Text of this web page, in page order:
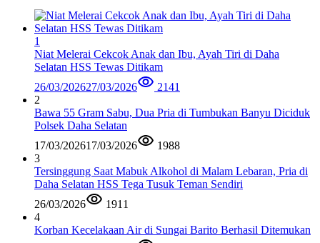
1
Niat Melerai Cekcok Anak dan Ibu, Ayah Tiri di Daha
Selatan HSS Tewas Ditikam
26/03/202627/03/2026
2141
2
Bawa 55 Gram Sabu, Dua Pria di Tumbukan Banyu Diciduk
Polsek Daha Selatan
17/03/202617/03/2026
1988
3
Tersinggung Saat Mabuk Alkohol di Malam Lebaran, Pria di
Daha Selatan HSS Tega Tusuk Teman Sendiri
26/03/2026
1911
4
Korban Kecelakaan Air di Sungai Barito Berhasil Ditemukan